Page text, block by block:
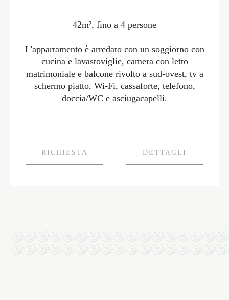
42m², fino a 4 persone
L'appartamento è arredato con un soggiorno con
cucina e lavastoviglie, camera con letto
matrimoniale e balcone rivolto a sud-ovest, tv a
schermo piatto, Wi-Fi, cassaforte, telefono,
doccia/WC e asciugacapelli.
RICHIESTA DETTAGLI